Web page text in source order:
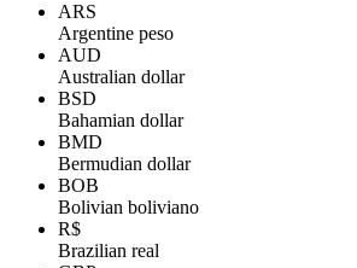
ARS
Argentine peso
AUD
Australian dollar
BSD
Bahamian dollar
BMD
Bermudian dollar
BOB
Bolivian boliviano
R$
Brazilian real